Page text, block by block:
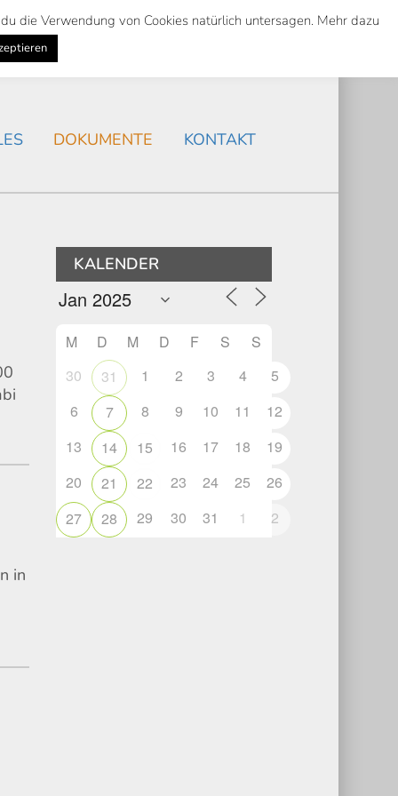
Suche
Search
AKTUELLES
DOKUMENTE KONTAKT
in
KALENDER
M D M D F S
S
30
31 1 2 3 4
5
6
7 8 9 10 11
12
13
14 15 16 17 18
19
20
21 22 23 24 25
26
27
28 29 30 31 1 2
die Verwendung von Cookies natürlich untersagen. Mehr dazu